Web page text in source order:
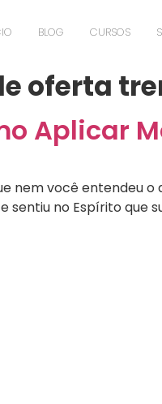
BLOG CURSOS
oferta
Aplicar
nem você entendeu
sentiu no Espírito que